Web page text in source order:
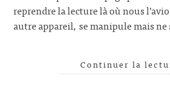
reprendre la lecture là où nous
autre appareil, se manipule mais ne
Continuer la